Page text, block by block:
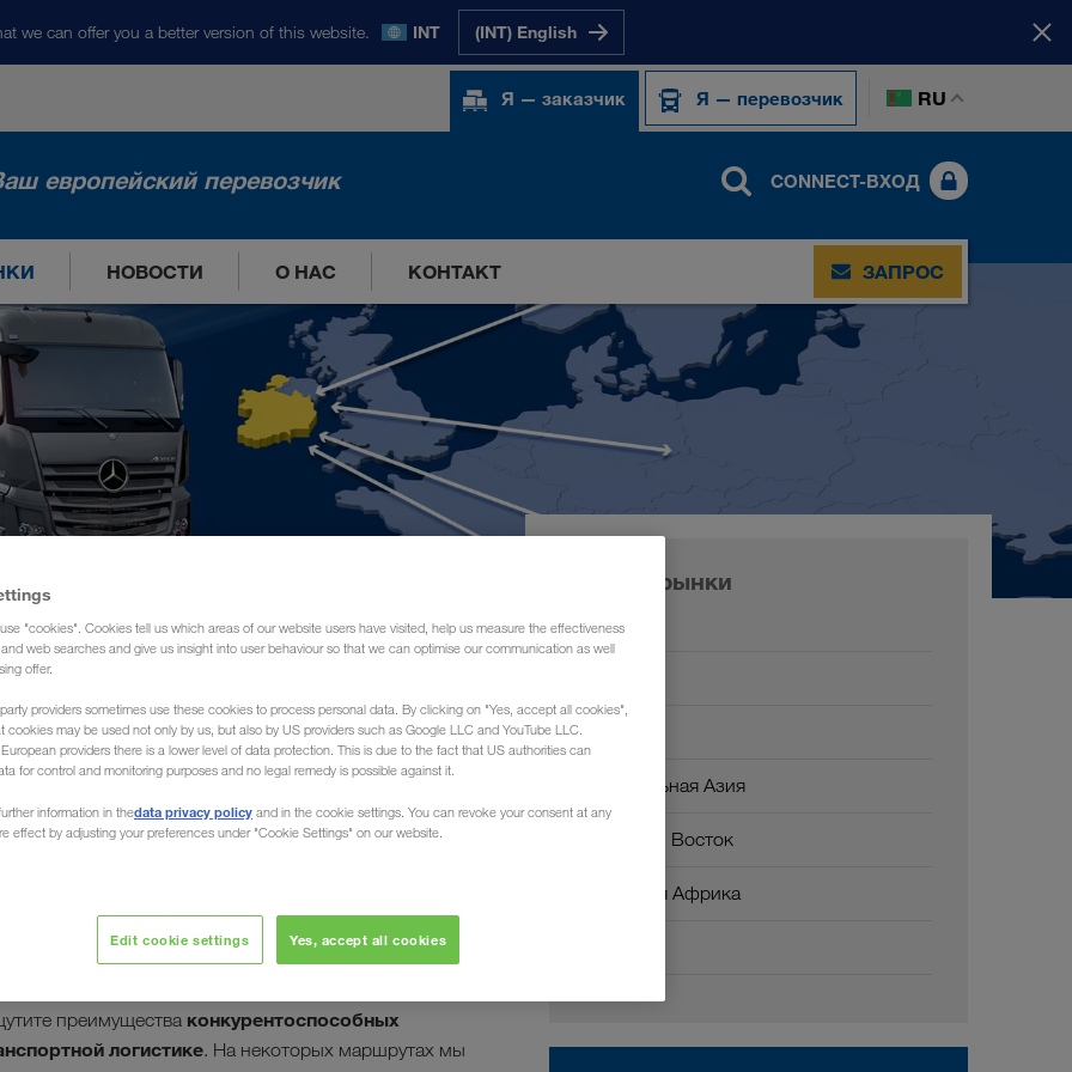
we can offer you a better version of this website. INT (INT) English
Я — заказчик Я — перевозчик RU
европейский перевозчик CONNECT-ВХОД
НОВОСТИ О НАС КОНТАКТ ЗАПРОС
из Ирландии в
и разгружены в Дублине, Голуэе, Лимерике
компания LKW WALTER , Ваш
преимущества конкурентоспособных
логистике. На некоторых маршрутах мы
Наши рынки
Европа
Центральная Азия
Ближний Восток
Северная Африка
"cookies". Cookies tell us which areas of our website users have visited, help us measure the effectiveness
web searches and give us insight into user behaviour so that we can optimise our communication as well
offer.
providers sometimes use these cookies to process personal data. By clicking on "Yes, accept all cookies",
cookies may be used not only by us, but also by US providers such as Google LLC and YouTube LLC.
providers there is a lower level of data protection. This is due to the fact that US authorities can
for control and monitoring purposes and no legal remedy is possible against it.
information in thedata privacy policy and in the cookie settings. You can revoke your consent at any
effect by adjusting your preferences under "Cookie Settings" on our website.
Edit cookie settings Yes, accept all cookies